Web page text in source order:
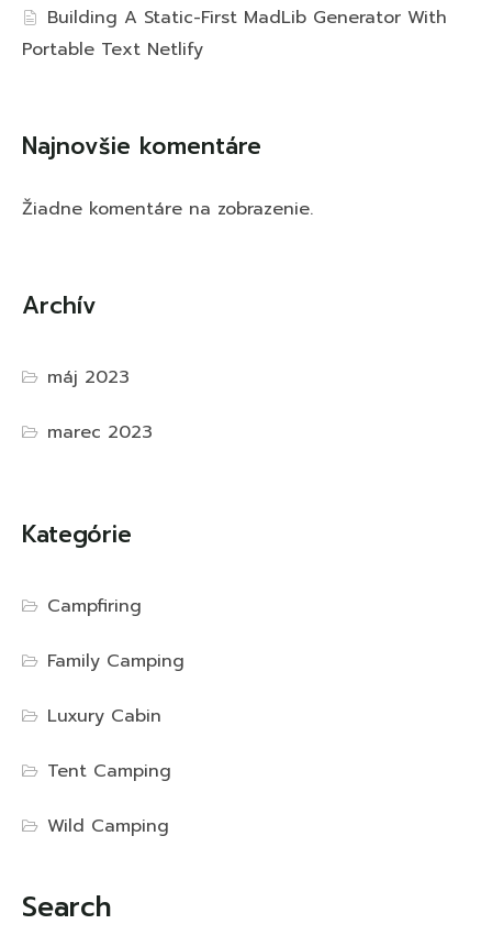
Building A Static-First MadLib Generator With
Portable Text Netlify
Najnovšie komentáre
Žiadne komentáre na zobrazenie.
Archív
máj 2023
marec 2023
Kategórie
Campfiring
Family Camping
Luxury Cabin
Tent Camping
Wild Camping
Search